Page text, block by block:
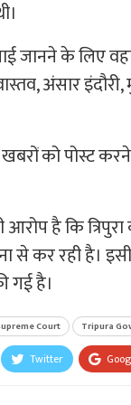
जानने के लिए
अंसार
को पोस्ट
है कि
से कर रही है।
गई है।
Court Tripura
Twitter